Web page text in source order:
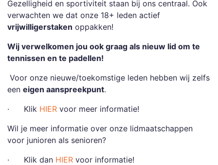
Gezelligheid en sportiviteit staan bij ons centraal. Ook
verwachten we dat onze 18+ leden actief
vrijwilligerstaken oppakken!
Wij verwelkomen jou ook graag als nieuw lid om te
tennissen en te padellen!
Voor onze nieuwe/toekomstige leden hebben wij zelfs
een eigen aanspreekpunt.
· Klik HIER voor meer informatie!
Wil je meer informatie over onze lidmaatschappen
voor junioren als senioren?
· Klik dan HIER voor informatie!